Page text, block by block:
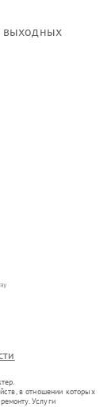
выходных
в отношении которых
Услуги